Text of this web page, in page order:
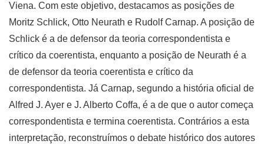
Viena. Com este objetivo, destacamos as posições de
Moritz Schlick, Otto Neurath e Rudolf Carnap. A posição de
Schlick é a de defensor da teoria correspondentista e
crítico da coerentista, enquanto a posição de Neurath é a
de defensor da teoria coerentista e crítico da
correspondentista. Já Carnap, segundo a história oficial de
Alfred J. Ayer e J. Alberto Coffa, é a de que o autor começa
correspondentista e termina coerentista. Contrários a esta
interpretação, reconstruímos o debate histórico dos autores